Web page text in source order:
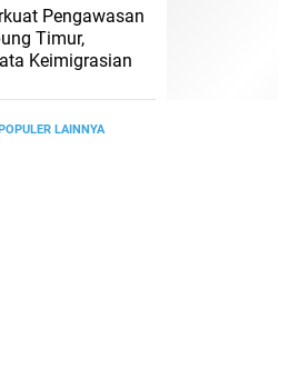
Pengawasan
Timur,
Keimigrasian
LAINNYA